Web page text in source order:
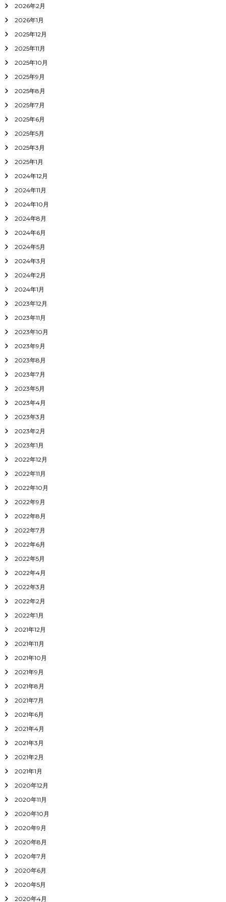
2026年2月
2026年1月
2025年12月
2025年11月
2025年10月
2025年9月
2025年8月
2025年7月
2025年6月
2025年5月
2025年3月
2025年1月
2024年12月
2024年11月
2024年10月
2024年8月
2024年6月
2024年5月
2024年3月
2024年2月
2024年1月
2023年12月
2023年11月
2023年10月
2023年9月
2023年8月
2023年7月
2023年5月
2023年4月
2023年3月
2023年2月
2023年1月
2022年12月
2022年11月
2022年10月
2022年9月
2022年8月
2022年7月
2022年6月
2022年5月
2022年4月
2022年3月
2022年2月
2022年1月
2021年12月
2021年11月
2021年10月
2021年9月
2021年8月
2021年7月
2021年6月
2021年4月
2021年3月
2021年2月
2021年1月
2020年12月
2020年11月
2020年10月
2020年9月
2020年8月
2020年7月
2020年6月
2020年5月
2020年4月